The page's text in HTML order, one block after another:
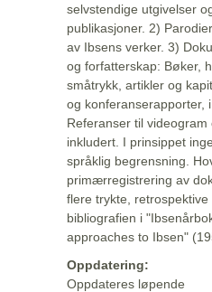
selvstendige utgivelser
publikasjoner. 2)
av Ibsens verker. 3)
og forfatterskap: Bøker,
småtrykk, artikler og
og konferanserapporter,
Referanser til
inkludert. I prinsippet
språklig begrensning.
primærregistrering av
flere trykte,
bibliografien i
approaches to Ibsen"
Oppdatering:
Oppdateres løpende